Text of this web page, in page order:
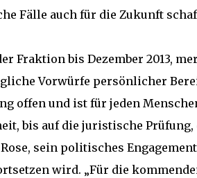
Fälle auch für die Zukunft
Fraktion bis Dezember 2013,
Vorwürfe persönlicher
offen und ist für jeden
bis auf die juristische Prüfung,
sein politisches
wird. „Für die